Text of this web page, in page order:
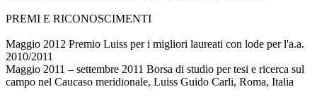
PREMI E RICONOSCIMENTI
Maggio 2012 Premio Luiss per i migliori laureati con lode per l'a.a.
2010/2011
Maggio 2011 – settembre 2011 Borsa di studio per tesi e ricerca sul
campo nel Caucaso meridionale, Luiss Guido Carli, Roma, Italia